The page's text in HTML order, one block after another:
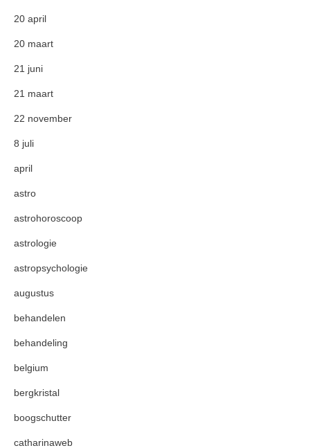
20 april
20 maart
21 juni
21 maart
22 november
8 juli
april
astro
astrohoroscoop
astrologie
astropsychologie
augustus
behandelen
behandeling
belgium
bergkristal
boogschutter
catharinaweb